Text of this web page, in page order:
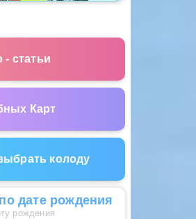
- статьи
Карт
колоду
дате рождения
рождения